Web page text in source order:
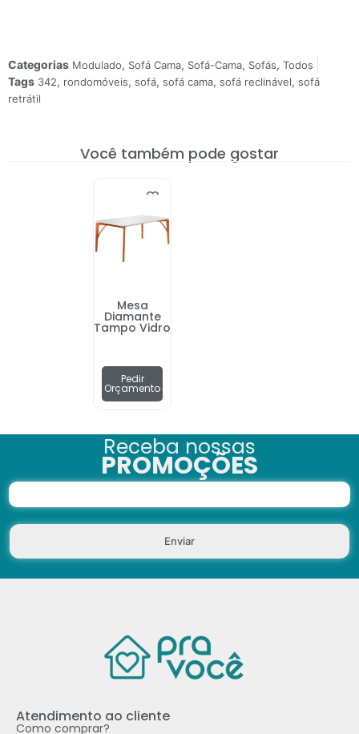
Categorias Modulado, Sofá Cama, Sofá-Cama, Sofás, Todos
Tags 342, rondomóveis, sofá, sofá cama, sofá reclinável, sofá
retrátil
Você também pode gostar
Mesa
Diamante
Tampo Vidro
Pedir
Orçamento
Receba nossas
PROMOÇÕES
Enviar
Atendimento ao cliente
Como comprar?​